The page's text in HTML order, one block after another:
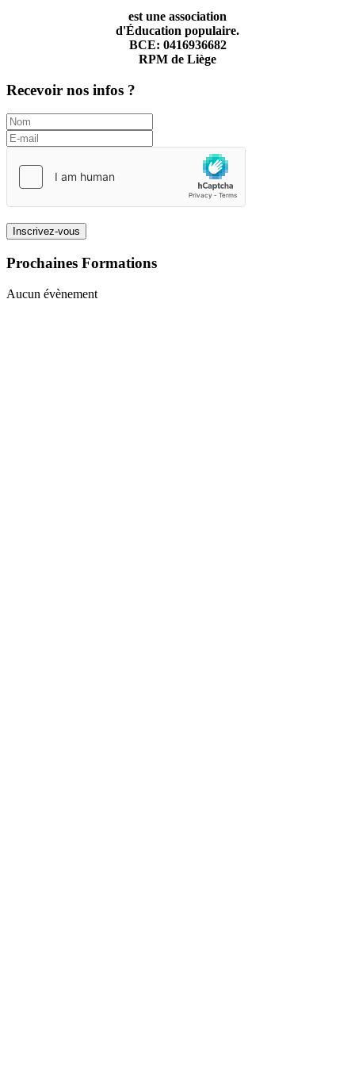
est une association
d'Éducation populaire.
BCE: 0416936682
RPM de Liège
Recevoir nos infos ?
Inscrivez-vous
Prochaines Formations
Aucun évènement